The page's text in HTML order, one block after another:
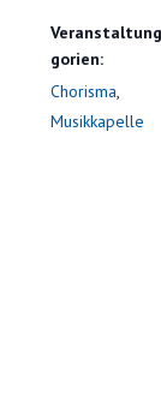
gorien:
Chorisma,
Musikkapelle